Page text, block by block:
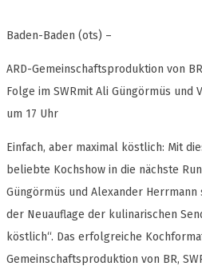
Baden-Baden (ots) –
ARD-Gemeinschaftsproduktion von
Folge im SWRmit Ali Güngörmüs und
um 17 Uhr
Einfach, aber maximal köstlich: Mit
beliebte Kochshow in die nächste
Güngörmüs und Alexander
der Neuauflage der kulinarischen
köstlich“. Das erfolgreiche
Gemeinschaftsproduktion von BR,